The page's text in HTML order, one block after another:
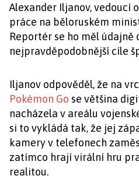
Alexander Iljanov, vedoucí
práce na běloruském
Reportér se ho měl údajně
nejpravděpodobnější cíle
Iljanov odpověděl, že na
Pokémon Go se většina
nacházela v areálu
si to vykládá tak, že jej
kamery v telefonech
zatímco hrají virální hru
realitou.